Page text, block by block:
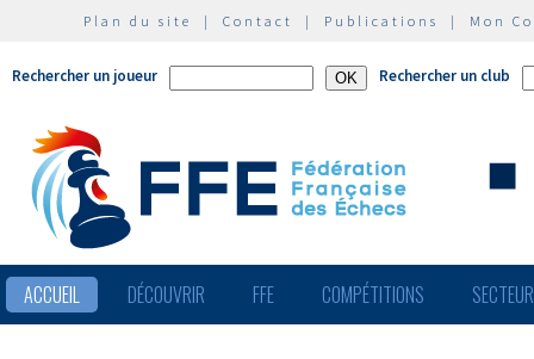
Plan du site | Contact | Publications | Mon
Rechercher un joueur Rechercher un club
ACCUEIL DÉCOUVRIR FFE COMPÉTITIONS